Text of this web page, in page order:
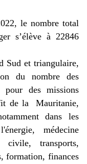
le nombre total
s’élève à 22846
Sud et triangulaire,
du nombre des
pour des missions
de la Mauritanie,
dans les
médecine
civile, transports,
formation, finances